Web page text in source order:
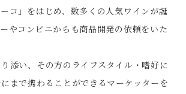
コ」をはじめ、数多くの人気ワインが誕
やコンビニからも商品開発の依頼をいた
添い、その方のライフスタイル・嗜好に
まで携わることができるマーケッターを